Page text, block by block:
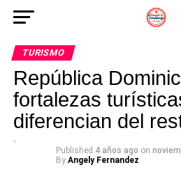
TURISMO
República
fortalezas
diferencian del
Published 4 años ago on
By Angely Fernandez